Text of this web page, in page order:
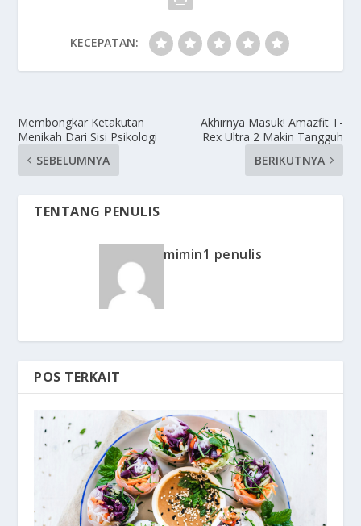
KECEPATAN:
Membongkar Ketakutan
Menikah Dari Sisi Psikologi
SEBELUMNYA
Akhirnya Masuk! Amazfit T-
Rex Ultra 2 Makin Tangguh
BERIKUTNYA
TENTANG PENULIS
mimin1 penulis
POS TERKAIT